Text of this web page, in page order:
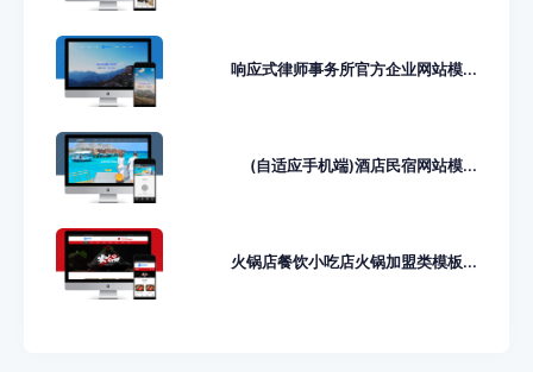
响应式律师事务所官方企业网站模...
(自适应手机端)酒店民宿网站模...
火锅店餐饮小吃店火锅加盟类模板...